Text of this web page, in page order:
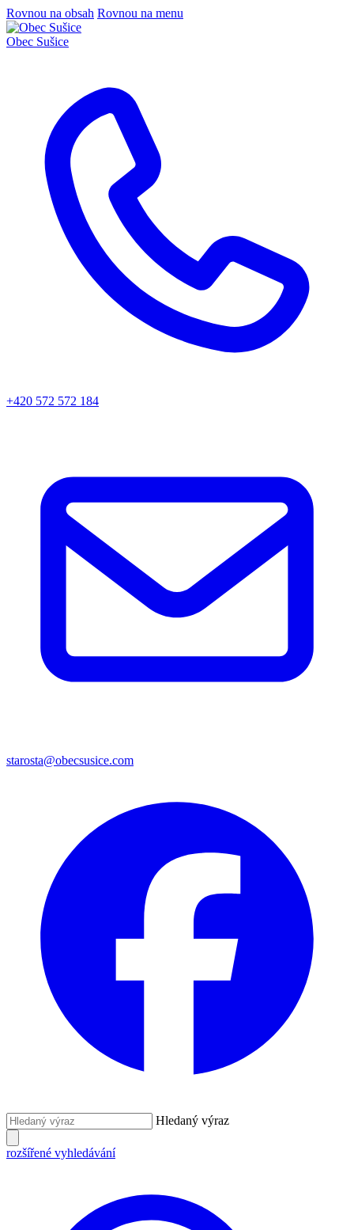
Rovnou na obsah Rovnou na menu
Obec Sušice
+420 572 572 184
starosta@obecsusice.com
Hledaný výraz
rozšířené vyhledávání